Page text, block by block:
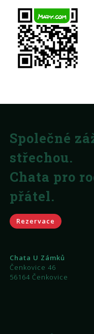
Společné
střechou.
Chata pro
přátel.
Rezervace
Chata U Zámků
Čenkovice 46
56164 Čenkovice